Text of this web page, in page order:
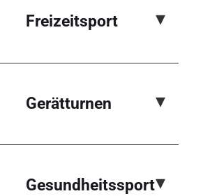
Freizeitsport ▾
Gerätturnen ▾
Gesundheitssport▾